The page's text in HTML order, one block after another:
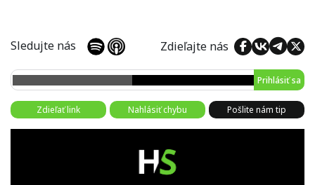
Sledujte nás Zdieľajte nás
Prihlásiť sa
Zdieľať link Nahlásiť chybu Pošlite nám tip